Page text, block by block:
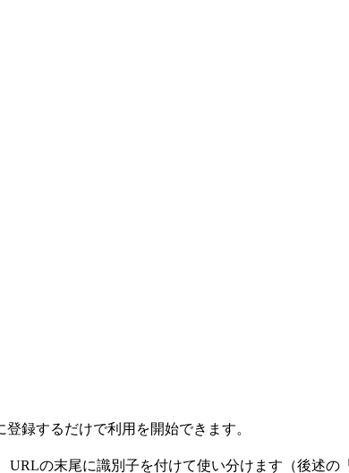
録するだけで利用を開始できます。
URLの末尾に識別子を付けて使い分けます（後述の